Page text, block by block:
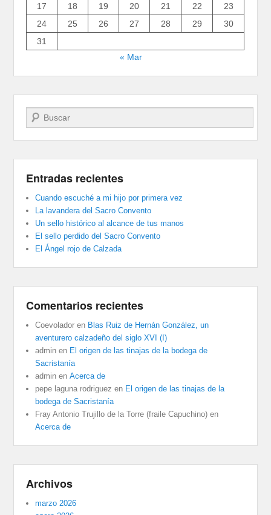
17
18 19 20 21 22
23
24
25 26 27 28 29
30
31
« Mar
Buscar
Entradas recientes
Cuando escuché a mi hijo por primera vez
La lavandera del Sacro Convento
Un sello histórico al alcance de tus manos
El sello perdido del Sacro Convento
El Ángel rojo de Calzada
Comentarios recientes
Coevolador en Blas Ruiz de Hernán González, un
aventurero calzadeño del siglo XVI (I)
admin en El origen de las tinajas de la bodega de
Sacristanía
admin enAcerca de
pepe laguna rodriguez en El origen de las tinajas de la
bodega de Sacristanía
Fray Antonio Trujillo de la Torre (fraile Capuchino) en
Acerca de
Archivos
marzo 2026